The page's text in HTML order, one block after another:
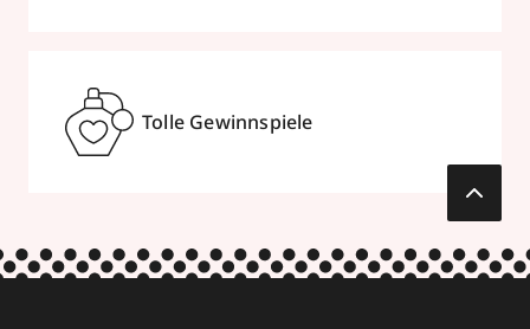
Tolle Gewinnspiele